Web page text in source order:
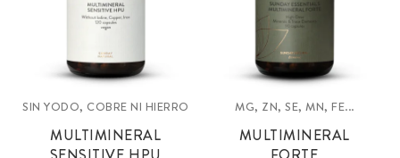
SIN YODO, COBRE NI HIERRO
MULTIMINERAL
MG, ZN, SE, MN, FE...
MULTIMINERAL